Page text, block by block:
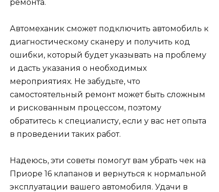
ремонта.
Автомеханик сможет подключить автомобиль к
диагностическому сканеру и получить код
ошибки, который будет указывать на проблему
и дасть указания о необходимых
мероприятиях. Не забудьте, что
самостоятельный ремонт может быть сложным
и рискованным процессом, поэтому
обратитесь к специалисту, если у вас нет опыта
в проведении таких работ.
Надеюсь, эти советы помогут вам убрать чек на
Приоре 16 клапанов и вернуться к нормальной
эксплуатации вашего автомобиля. Удачи в